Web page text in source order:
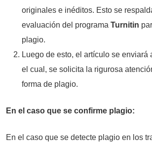
originales e inéditos. Esto se
evaluación del programa Turnitin
plagio.
Luego de esto, el artículo se enviará
el cual, se solicita la rigurosa
forma de plagio.
En el caso que se confirme plagio:
En el caso que se detecte plagio en los